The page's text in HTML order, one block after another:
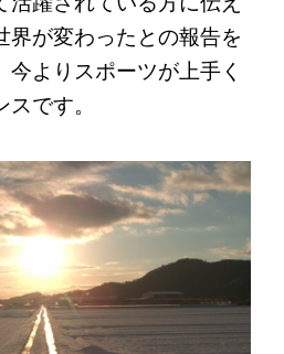
界が変わったとの報告を
よりスポーツが上手く
です。